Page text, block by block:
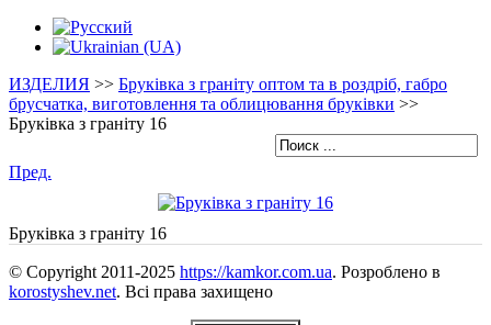
ИЗДЕЛИЯ >> Бруківка з граніту оптом та в роздріб, габро
брусчатка, виготовлення та облицювання бруківки >>
Бруківка з граніту 16
Пред.
Бруківка з граніту 16
© Copyright 2011-2025 https://kamkor.com.ua. Розроблено в
korostyshev.net. Всі права захищено